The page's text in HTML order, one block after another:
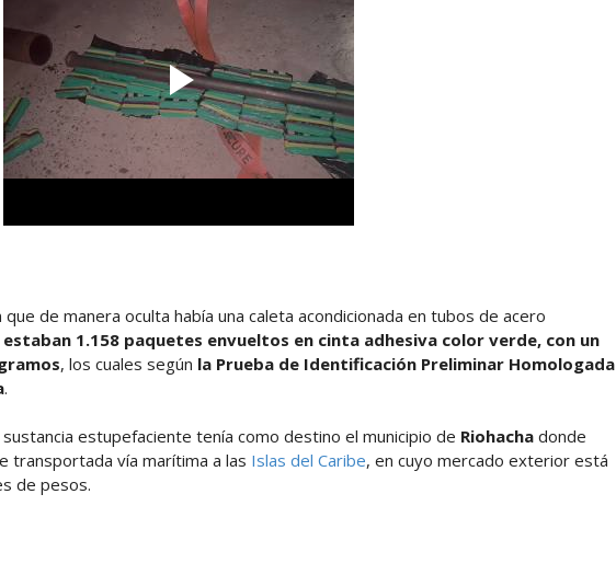
de manera oculta había una caleta acondicionada en tubos de acero
1.158 paquetes envueltos en cinta adhesiva color verde, con un
, los cuales según la Prueba de Identificación Preliminar Homologada
.
estupefaciente tenía como destino el municipio de Riohacha donde
transportada vía marítima a las Islas del Caribe, en cuyo mercado exterior está
de pesos.